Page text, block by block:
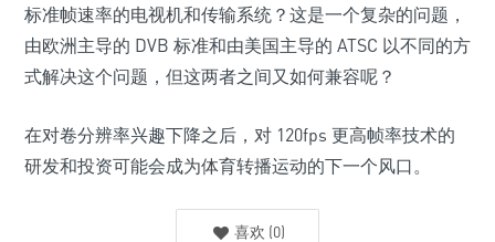
标准帧速率的电视机和传输系统？这是一个复杂的问题，
由欧洲主导的 DVB 标准和由美国主导的 ATSC 以不同的方
式解决这个问题，但这两者之间又如何兼容呢？
在对卷分辨率兴趣下降之后，对 120fps 更高帧率技术的
研发和投资可能会成为体育转播运动的下一个风口。
喜欢 (0)